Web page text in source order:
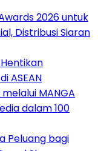
2026 untuk
Distribusi Siaran
ASEAN
MANGA
dalam 100
Peluang bagi